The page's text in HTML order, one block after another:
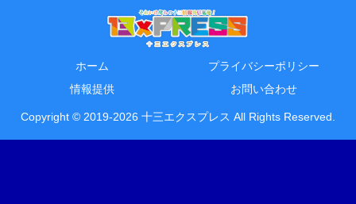
ホーム
プライバシーポリシー
情報提供
お問い合わせ
Copyright © 2019-2026 十三エクスプレス All Rights Reserved.